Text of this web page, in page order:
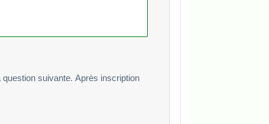
Après inscription